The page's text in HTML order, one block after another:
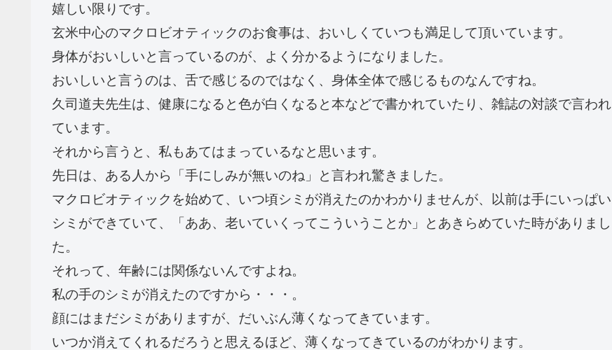
嬉しい限りです。
玄米中心のマクロビオティックのお食事は、おいしくていつも満足して頂いています。
身体がおいしいと言っているのが、よく分かるようになりました。
おいしいと言うのは、舌で感じるのではなく、身体全体で感じるものなんですね。
久司道夫先生は、健康になると色が白くなると本などで書かれていたり、雑誌の対談で言われ
ています。
それから言うと、私もあてはまっているなと思います。
先日は、ある人から「手にしみが無いのね」と言われ驚きました。
マクロビオティックを始めて、いつ頃シミが消えたのかわかりませんが、以前は手にいっぱい
シミができていて、「ああ、老いていくってこういうことか」とあきらめていた時がありまし
た。
それって、年齢には関係ないんですよね。
私の手のシミが消えたのですから・・・。
顔にはまだシミがありますが、だいぶん薄くなってきています。
いつか消えてくれるだろうと思えるほど、薄くなってきているのがわかります。